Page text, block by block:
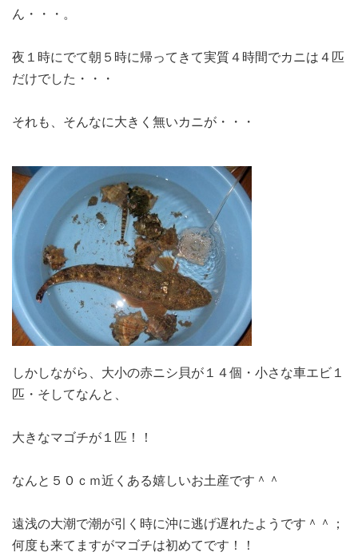
ん・・・。
夜１時にでて朝５時に帰ってきて実質４時間でカニは４匹
だけでした・・・
それも、そんなに大きく無いカニが・・・
しかしながら、大小の赤ニシ貝が１４個・小さな車エビ１
匹・そしてなんと、
大きなマゴチが１匹！！
なんと５０ｃｍ近くある嬉しいお土産です＾＾
遠浅の大潮で潮が引く時に沖に逃げ遅れたようです＾＾；
何度も来てますがマゴチは初めてです！！